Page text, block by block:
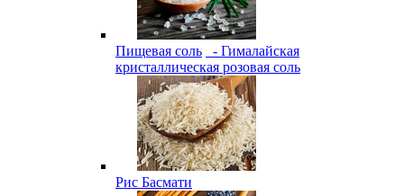
Пищевая соль
- Гималайская
кристаллическая розовая соль
Рис Басмати